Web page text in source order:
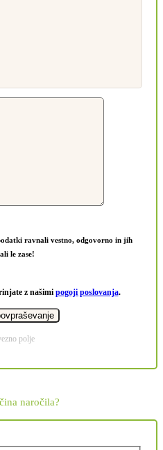
ravnali vestno, odgovorno in jih
le zase!
z našimi pogoji poslovanja.
polje
naročila?